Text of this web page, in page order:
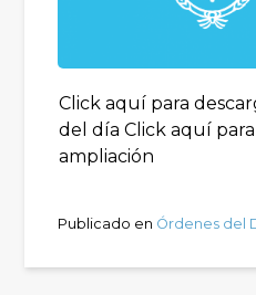
Click aquí para
del día Click aquí
ampliación
Publicado en Órdenes del